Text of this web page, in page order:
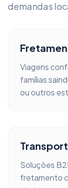
demandas
Viagens
famílias
ou outros
Soluções
fretamento